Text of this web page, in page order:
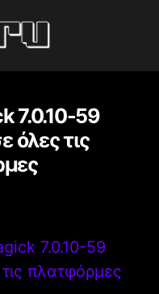
7.0.10-59
όλες τις
7.0.10-59
πλατφόρμες